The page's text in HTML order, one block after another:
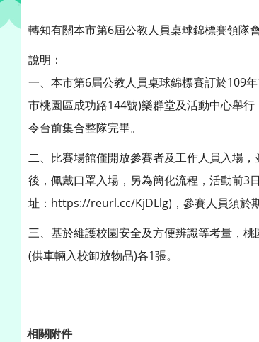
轉知有關本市第6屆公教人員桌球錦標賽領隊
說明：
一、本市第6屆公教人員桌球錦標賽訂於109
市桃園區成功路144號)樂群堂及活動中心舉
令台前集合整隊完畢。
二、比賽場館僅開放參賽者及工作人員入場
後，佩戴口罩入場，另為簡化流程，活動前3
址：https://reurl.cc/KjDLlg)，參賽人員須於
三、基於維護校園安全及方便辨識等考量，
(供車輛入校卸放物品)各1張。
相關附件